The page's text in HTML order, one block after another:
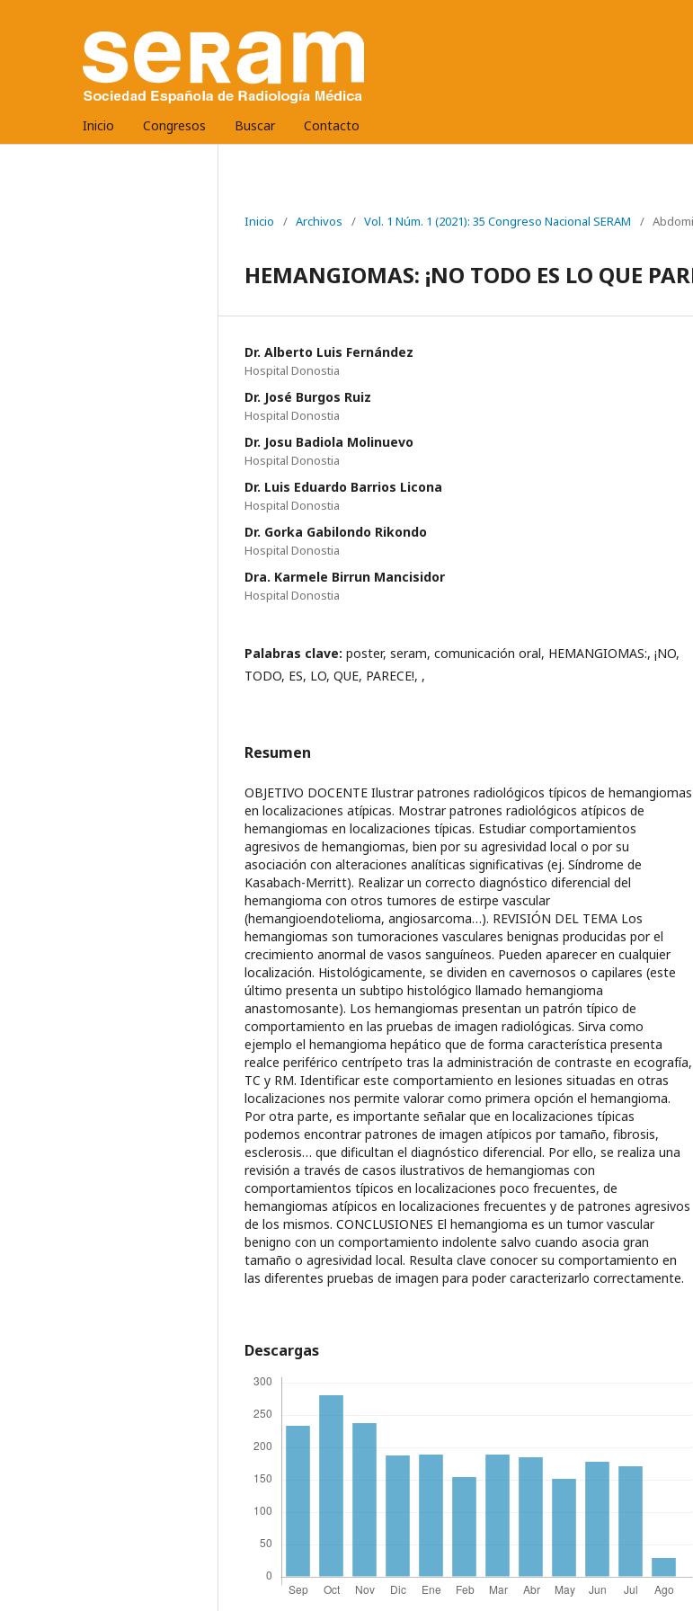
Inicio Congresos Buscar Contacto
Inicio / Archivos / Vol. 1 Núm. 1 (2021): 35 Congreso Nacional SERAM /
HEMANGIOMAS: ¡NO TODO ES LO QUE
Dr. Alberto Luis Fernández
Hospital Donostia
Dr. José Burgos Ruiz
Hospital Donostia
Dr. Josu Badiola Molinuevo
Hospital Donostia
Dr. Luis Eduardo Barrios Licona
Hospital Donostia
Dr. Gorka Gabilondo Rikondo
Hospital Donostia
Dra. Karmele Birrun Mancisidor
Hospital Donostia
Palabras clave: poster, seram, comunicación oral, HEMANGIOMAS:, ¡NO,
TODO, ES, LO, QUE, PARECE!, ,
Resumen
OBJETIVO DOCENTE Ilustrar patrones radiológicos típicos de hemangiomas
en localizaciones atípicas. Mostrar patrones radiológicos atípicos de
hemangiomas en localizaciones típicas. Estudiar comportamientos
agresivos de hemangiomas, bien por su agresividad local o por su
asociación con alteraciones analíticas significativas (ej. Síndrome de
Kasabach-Merritt). Realizar un correcto diagnóstico diferencial del
hemangioma con otros tumores de estirpe vascular
(hemangioendotelioma, angiosarcoma…). REVISIÓN DEL TEMA Los
hemangiomas son tumoraciones vasculares benignas producidas por el
crecimiento anormal de vasos sanguíneos. Pueden aparecer en cualquier
localización. Histológicamente, se dividen en cavernosos o capilares (este
último presenta un subtipo histológico llamado hemangioma
anastomosante). Los hemangiomas presentan un patrón típico de
comportamiento en las pruebas de imagen radiológicas. Sirva como
ejemplo el hemangioma hepático que de forma característica presenta
realce periférico centrípeto tras la administración de contraste en ecografía,
TC y RM. Identificar este comportamiento en lesiones situadas en otras
localizaciones nos permite valorar como primera opción el hemangioma.
Por otra parte, es importante señalar que en localizaciones típicas
podemos encontrar patrones de imagen atípicos por tamaño, fibrosis,
esclerosis… que dificultan el diagnóstico diferencial. Por ello, se realiza una
revisión a través de casos ilustrativos de hemangiomas con
comportamientos típicos en localizaciones poco frecuentes, de
hemangiomas atípicos en localizaciones frecuentes y de patrones agresivos
de los mismos. CONCLUSIONES El hemangioma es un tumor vascular
benigno con un comportamiento indolente salvo cuando asocia gran
tamaño o agresividad local. Resulta clave conocer su comportamiento en
las diferentes pruebas de imagen para poder caracterizarlo correctamente.
Descargas